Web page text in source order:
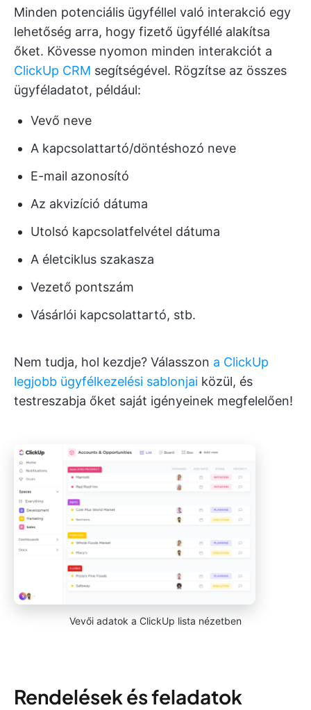
Minden potenciális ügyféllel való interakció egy
lehetőség arra, hogy fizető ügyféllé alakítsa
őket. Kövesse nyomon minden interakciót a
ClickUp CRM segítségével. Rögzítse az összes
ügyféladatot, például:
Vevő neve
A kapcsolattartó/döntéshozó neve
E-mail azonosító
Az akvizíció dátuma
Utolsó kapcsolatfelvétel dátuma
A életciklus szakasza
Vezető pontszám
Vásárlói kapcsolattartó, stb.
Nem tudja, hol kezdje? Válasszon a ClickUp
legjobb ügyfélkezelési sablonjai közül, és
testreszabja őket saját igényeinek megfelelően!
Vevői adatok a ClickUp lista nézetben
Rendelések és feladatok